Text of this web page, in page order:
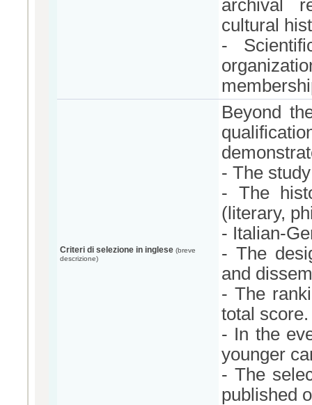
archival
cultural
-
Criteri di selezione in inglese (breve
descrizione)
Beyond
- The
- The
(literary,
- Italian-
- The
and
- The
total score.
- In the
younger
- The
published